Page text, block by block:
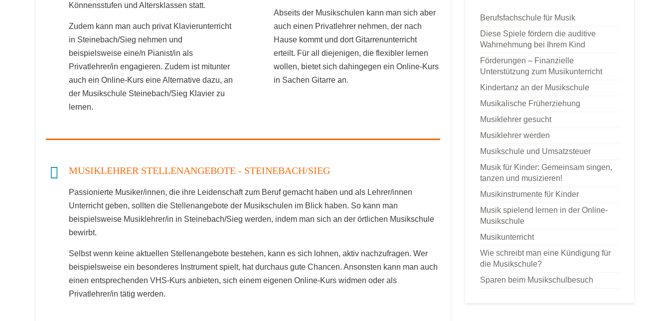
Könnensstufen und Altersklassen statt.
Zudem kann man auch privat Klavierunterricht
in Steinebach/Sieg nehmen und
beispielsweise eine/n Pianist/in als
Privatlehrer/in engagieren. Zudem ist mitunter
auch ein Online-Kurs eine Alternative dazu, an
der Musikschule Steinebach/Sieg Klavier zu
lernen.
Abseits der Musikschulen kann man sich aber
auch einen Privatlehrer nehmen, der nach
Hause kommt und dort Gitarrenunterricht
erteilt. Für all diejenigen, die flexibler lernen
wollen, bietet sich dahingegen ein Online-Kurs
in Sachen Gitarre an.
MUSIKLEHRER STELLENANGEBOTE - STEINEBACH/SIEG
Passionierte Musiker/innen, die ihre Leidenschaft zum Beruf gemacht haben und als Lehrer/innen
Unterricht geben, sollten die Stellenangebote der Musikschulen im Blick haben. So kann man
beispielsweise Musiklehrer/in in Steinebach/Sieg werden, indem man sich an der örtlichen Musikschule
bewirbt.
Selbst wenn keine aktuellen Stellenangebote bestehen, kann es sich lohnen, aktiv nachzufragen. Wer
beispielsweise ein besonderes Instrument spielt, hat durchaus gute Chancen. Ansonsten kann man auch
einen entsprechenden VHS-Kurs anbieten, sich einem eigenen Online-Kurs widmen oder als
Privatlehrer/in tätig werden.
Berufsfachschule für Musik
Diese Spiele fördern die auditive
Wahrnehmung bei Ihrem Kind
Förderungen – Finanzielle
Unterstützung zum Musikunterricht
Kindertanz an der Musikschule
Musikalische Früherziehung
Musiklehrer gesucht
Musiklehrer werden
Musikschule und Umsatzsteuer
Musik für Kinder: Gemeinsam singen,
tanzen und musizieren!
Musikinstrumente für Kinder
Musik spielend lernen in der Online-
Musikschule
Musikunterricht
Wie schreibt man eine Kündigung für
die Musikschule?
Sparen beim Musikschulbesuch